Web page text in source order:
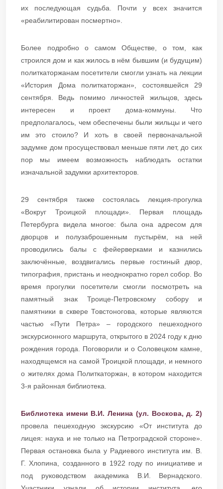
их последующая судьба. Почти у всех значится
«реабилитирован посмертно».
Более подробно о самом Обществе, о том, как
строился дом и как жилось в нём бывшим (и будущим)
политкаторжанам посетители смогли узнать на лекции
«История Дома политкаторжан», состоявшейся 29
сентября. Ведь помимо личностей жильцов, здесь
интересен и проект дома-коммуны. Что
предполагалось, чем обеспечены были жильцы и чего
им это стоило? И хоть в своей первоначальной
задумке дом просуществовал меньше пяти лет, до сих
пор мы имеем возможность наблюдать остатки
изначальной задумки архитекторов.
29 сентября также состоялась лекция-прогулка
«Вокруг Троицкой площади». Первая площадь
Петербурга видела многое: была она адресом для
дворцов и полузаброшенным пустырём, на ней
проводились балы с фейерверками и казнились
заключённые, воздвигались первые гостиный двор,
типография, пристань и неоднократно горел собор. Во
время прогулки посетители смогли посмотреть на
памятный знак Троице-Петровскому собору и
памятники в сквере Товстоногова, которые являются
частью «Пути Петра» – городского пешеходного
экскурсионного маршрута, открытого в 2024 году к дню
рождения города. Поговорили и о Соловецком камне,
находящемся на самой Троицкой площади, и немного
о жителях дома Политкаторжан, в котором находится
3-я районная библиотека.
Библиотека имени В.И. Ленина (ул. Воскова, д. 2)
провела пешеходную экскурсию «От института до
лицея: наука и не только на Петроградской стороне».
Первая остановка была у Радиевого института им. В.
Г. Хлопина, созданного в 1922 году по инициативе и
под руководством академика В.И. Вернадского.